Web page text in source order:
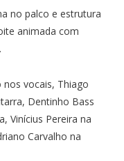
no palco e estrutura
animada com
vocais, Thiago
Dentinho Bass
Vinícius Pereira na
Carvalho na